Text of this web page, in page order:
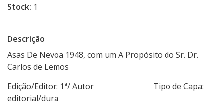
Stock: 1
Descrição
Asas De Nevoa 1948, com um A Propósito do Sr. Dr.
Carlos de Lemos
Edição/Editor: 1ª/ Autor Tipo de Capa:
editorial/dura